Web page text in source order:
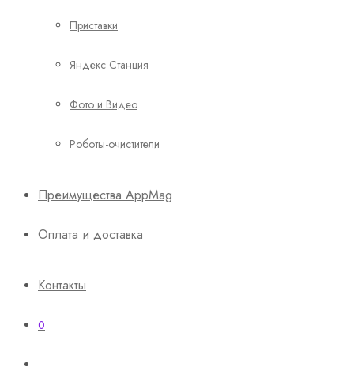
Приставки
Яндекс Станция
Фото и Видео
Роботы-очистители
Преимущества AppMag
Оплата и доставка
Контакты
0